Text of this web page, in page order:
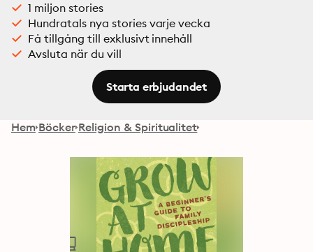
1 miljon stories
Hundratals nya stories varje vecka
Få tillgång till exklusivt innehåll
Avsluta när du vill
Starta erbjudandet
Hem Böcker Religion & Spiritualitet